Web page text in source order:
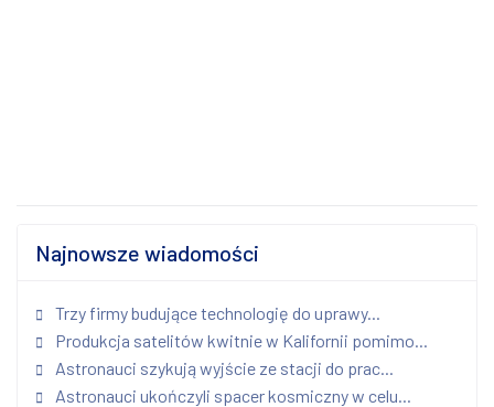
Najnowsze wiadomości
Trzy firmy budujące technologię do uprawy...
Produkcja satelitów kwitnie w Kalifornii pomimo...
Astronauci szykują wyjście ze stacji do prac...
Astronauci ukończyli spacer kosmiczny w celu...